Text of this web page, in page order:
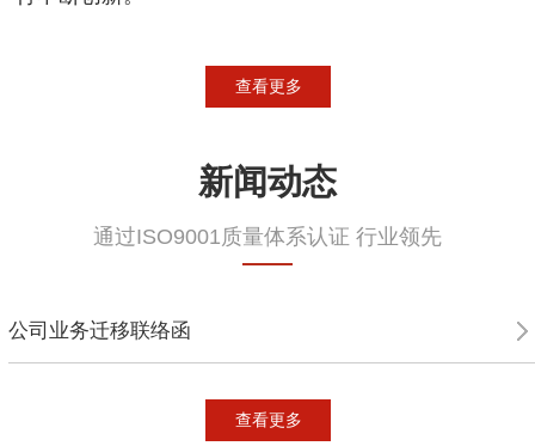
查看更多
新闻动态
通过ISO9001质量体系认证 行业领先
公司业务迁移联络函
查看更多